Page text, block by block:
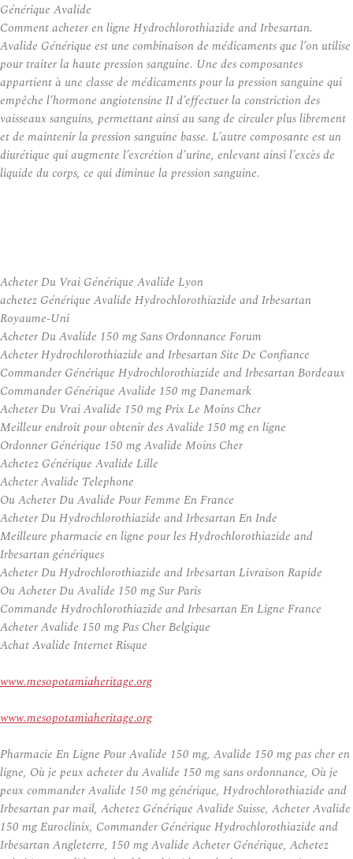
Générique Avalide
Comment acheter en ligne Hydrochlorothiazide and Irbesartan.
Avalide Générique est une combinaison de médicaments que l’on utilise
pour traiter la haute pression sanguine. Une des composantes
appartient à une classe de médicaments pour la pression sanguine qui
empêche l’hormone angiotensine II d’effectuer la constriction des
vaisseaux sanguins, permettant ainsi au sang de circuler plus librement
et de maintenir la pression sanguine basse. L’autre composante est un
diurétique qui augmente l’excrétion d’urine, enlevant ainsi l’excès de
liquide du corps, ce qui diminue la pression sanguine.
Acheter Du Vrai Générique Avalide Lyon
achetez Générique Avalide Hydrochlorothiazide and Irbesartan
Royaume-Uni
Acheter Du Avalide 150 mg Sans Ordonnance Forum
Acheter Hydrochlorothiazide and Irbesartan Site De Confiance
Commander Générique Hydrochlorothiazide and Irbesartan Bordeaux
Commander Générique Avalide 150 mg Danemark
Acheter Du Vrai Avalide 150 mg Prix Le Moins Cher
Meilleur endroit pour obtenir des Avalide 150 mg en ligne
Ordonner Générique 150 mg Avalide Moins Cher
Achetez Générique Avalide Lille
Acheter Avalide Telephone
Ou Acheter Du Avalide Pour Femme En France
Acheter Du Hydrochlorothiazide and Irbesartan En Inde
Meilleure pharmacie en ligne pour les Hydrochlorothiazide and
Irbesartan génériques
Acheter Du Hydrochlorothiazide and Irbesartan Livraison Rapide
Ou Acheter Du Avalide 150 mg Sur Paris
Commande Hydrochlorothiazide and Irbesartan En Ligne France
Acheter Avalide 150 mg Pas Cher Belgique
Achat Avalide Internet Risque
www.mesopotamiaheritage.org
www.mesopotamiaheritage.org
Pharmacie En Ligne Pour Avalide 150 mg, Avalide 150 mg pas cher en
ligne, Où je peux acheter du Avalide 150 mg sans ordonnance, Où je
peux commander Avalide 150 mg générique, Hydrochlorothiazide and
Irbesartan par mail, Achetez Générique Avalide Suisse, Acheter Avalide
150 mg Euroclinix, Commander Générique Hydrochlorothiazide and
Irbesartan Angleterre, 150 mg Avalide Acheter Générique, Achetez